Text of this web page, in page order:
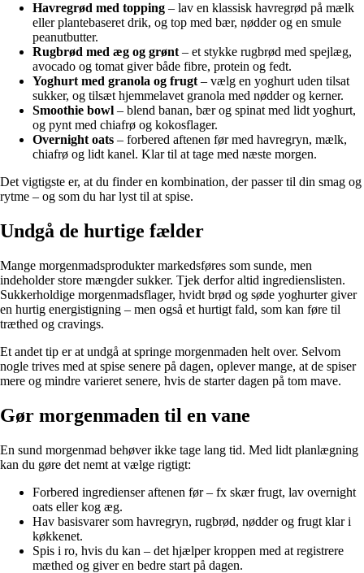
Havregrød med topping – lav en klassisk havregrød på mælk
eller plantebaseret drik, og top med bær, nødder og en smule
peanutbutter.
Rugbrød med æg og grønt – et stykke rugbrød med spejlæg,
avocado og tomat giver både fibre, protein og fedt.
Yoghurt med granola og frugt – vælg en yoghurt uden tilsat
sukker, og tilsæt hjemmelavet granola med nødder og kerner.
Smoothie bowl – blend banan, bær og spinat med lidt yoghurt,
og pynt med chiafrø og kokosflager.
Overnight oats – forbered aftenen før med havregryn, mælk,
chiafrø og lidt kanel. Klar til at tage med næste morgen.
Det vigtigste er, at du finder en kombination, der passer til din smag og
rytme – og som du har lyst til at spise.
Undgå de hurtige fælder
Mange morgenmadsprodukter markedsføres som sunde, men
indeholder store mængder sukker. Tjek derfor altid ingredienslisten.
Sukkerholdige morgenmadsflager, hvidt brød og søde yoghurter giver
en hurtig energistigning – men også et hurtigt fald, som kan føre til
træthed og cravings.
Et andet tip er at undgå at springe morgenmaden helt over. Selvom
nogle trives med at spise senere på dagen, oplever mange, at de spiser
mere og mindre varieret senere, hvis de starter dagen på tom mave.
Gør morgenmaden til en vane
En sund morgenmad behøver ikke tage lang tid. Med lidt planlægning
kan du gøre det nemt at vælge rigtigt:
Forbered ingredienser aftenen før – fx skær frugt, lav overnight
oats eller kog æg.
Hav basisvarer som havregryn, rugbrød, nødder og frugt klar i
køkkenet.
Spis i ro, hvis du kan – det hjælper kroppen med at registrere
mæthed og giver en bedre start på dagen.